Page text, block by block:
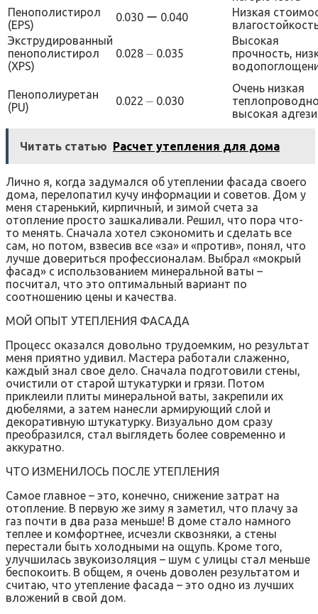
Пенополистирол
(EPS)
0.030 ー 0.040
Низкая
Экструдированный
пенополистирол
(XPS)
0.028 ⏤ 0.035
Высокая
прочность,
Пенополиуретан
(PU)
0.022 ⏤ 0.030
Очень низкая
высокая
Читать статью Расчет утепления для дома
Лично я, когда задумался об утеплении фасада своего
дома, перелопатил кучу информации и советов. Дом у
меня старенький, кирпичный, и зимой счета за
отопление просто зашкаливали. Решил, что пора что-
то менять. Сначала хотел сэкономить и сделать все
сам, но потом, взвесив все «за» и «против», понял, что
лучше довериться профессионалам. Выбрал «мокрый
фасад» с использованием минеральной ваты –
посчитал, что это оптимальный вариант по
соотношению цены и качества.
МОЙ ОПЫТ УТЕПЛЕНИЯ ФАСАДА
Процесс оказался довольно трудоемким, но результат
меня приятно удивил. Мастера работали слаженно,
каждый знал свое дело. Сначала подготовили стены,
очистили от старой штукатурки и грязи. Потом
приклеили плиты минеральной ваты, закрепили их
дюбелями, а затем нанесли армирующий слой и
декоративную штукатурку. Визуально дом сразу
преобразился, стал выглядеть более современно и
аккуратно.
ЧТО ИЗМЕНИЛОСЬ ПОСЛЕ УТЕПЛЕНИЯ
Самое главное – это, конечно, снижение затрат на
отопление. В первую же зиму я заметил, что плачу за
газ почти в два раза меньше! В доме стало намного
теплее и комфортнее, исчезли сквозняки, а стены
перестали быть холодными на ощупь. Кроме того,
улучшилась звукоизоляция – шум с улицы стал меньше
беспокоить. В общем, я очень доволен результатом и
считаю, что утепление фасада – это одно из лучших
вложений в свой дом.